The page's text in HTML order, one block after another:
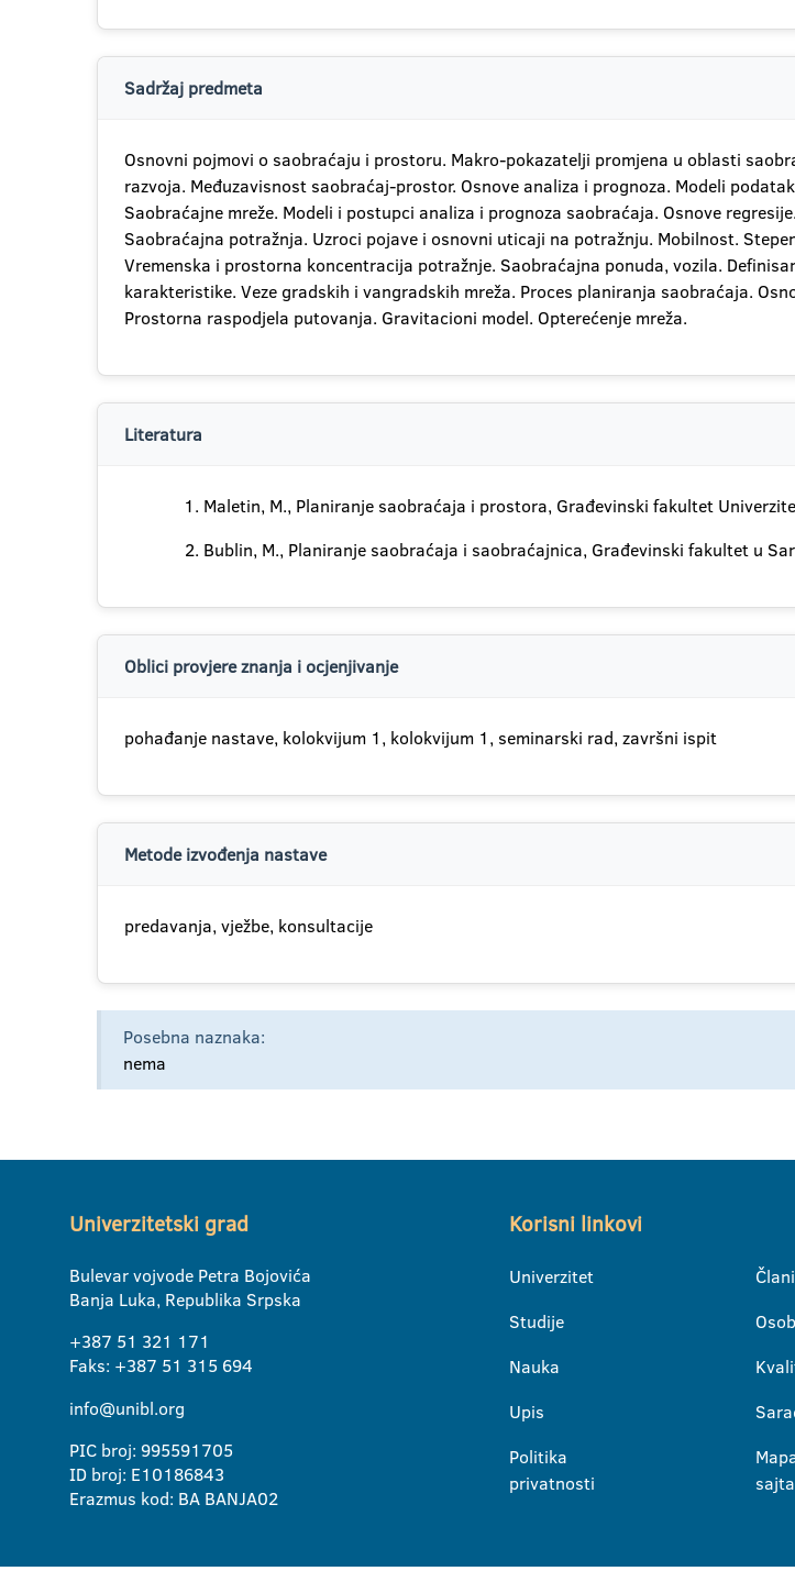
Sadržaj predmeta
Osnovni pojmovi o saobraćaju i prostoru. Makro-pokazatelji promjena u oblasti
razvoja. Međuzavisnost saobraćaj-prostor. Osnove analiza i prognoza. Modeli
Saobraćajne mreže. Modeli i postupci analiza i prognoza saobraćaja. Osnove
Saobraćajna potražnja. Uzroci pojave i osnovni uticaji na potražnju. Mobilnost.
Vremenska i prostorna koncentracija potražnje. Saobraćajna ponuda, vozila.
karakteristike. Veze gradskih i vangradskih mreža. Proces planiranja saobraćaja.
Prostorna raspodjela putovanja. Gravitacioni model. Opterećenje mreža.
Literatura
Maletin, M., Planiranje saobraćaja i prostora, Građevinski fakultet
Bublin, M., Planiranje saobraćaja i saobraćajnica, Građevinski fakultet u
Oblici provjere znanja i ocjenjivanje
pohađanje nastave, kolokvijum 1, kolokvijum 1, seminarski rad, završni ispit
Metode izvođenja nastave
predavanja, vježbe, konsultacije
Posebna naznaka:
nema
Univerzitetski grad
Bulevar vojvode Petra Bojovića
Banja Luka, Republika Srpska
+387 51 321 171
Faks: +387 51 315 694
info@unibl.org
PIC broj: 995591705
ID broj: E10186843
Erazmus kod: BA BANJA02
Korisni linkovi
Univerzitet
Studije
Nauka
Upis
Politika
privatnosti
sajta